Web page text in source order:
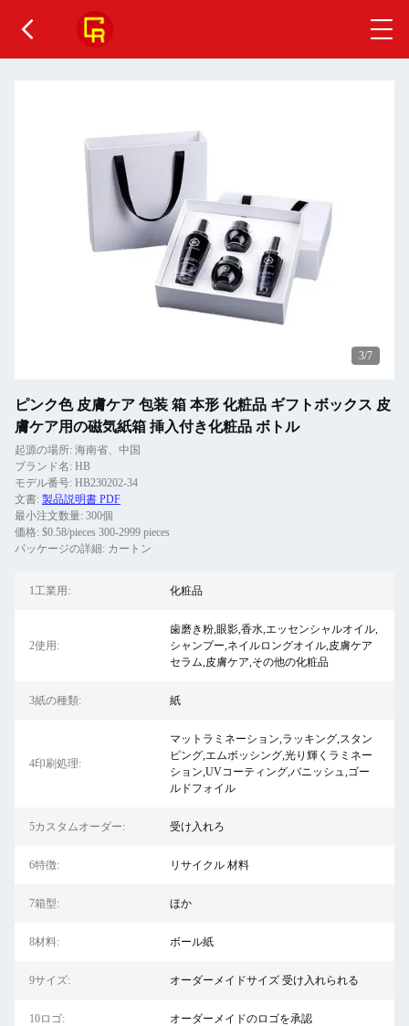
4/7
ピンク色 皮膚ケア 包装 箱 本形 化粧品 ギフトボックス 皮
膚ケア用の磁気紙箱 挿入付き化粧品 ボトル
起源の場所: 海南省、中国
ブランド名: HB
モデル番号: HB230202-34
文書: 製品説明書 PDF
最小注文数量: 300個
価格: $0.58/pieces 300-2999 pieces
パッケージの詳細: カートン
1工業用: 化粧品
2使用:
歯磨き粉,眼影,香水,エッセンシャルオイル,
シャンプー,ネイルロングオイル,皮膚ケア
セラム,皮膚ケア,その他の化粧品
3紙の種類: 紙
4印刷処理:
マットラミネーション,ラッキング,スタン
ピング,エムボッシング,光り輝くラミネー
ション,UVコーティング,バニッシュ,ゴー
ルドフォイル
5カスタムオーダー: 受け入れろ
6特徴: リサイクル 材料
7箱型: ほか
8材料: ボール紙
9サイズ: オーダーメイドサイズ 受け入れられる
10ロゴ: オーダーメイドのロゴを承認